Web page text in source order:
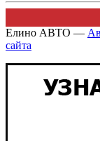
Елино АВТО —
сайта